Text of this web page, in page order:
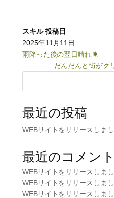
スキル 投稿日
2025年11月11日
雨降った後の翌日晴れ☀︎
だんだんと街がク
最近の投稿
WEBサイトをリリースしま
最近のコメント
WEBサイトをリリースしま
WEBサイトをリリースしま
WEBサイトをリリースしま